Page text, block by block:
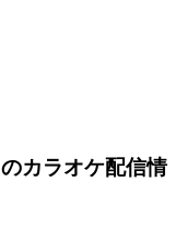
のカラオケ配信情